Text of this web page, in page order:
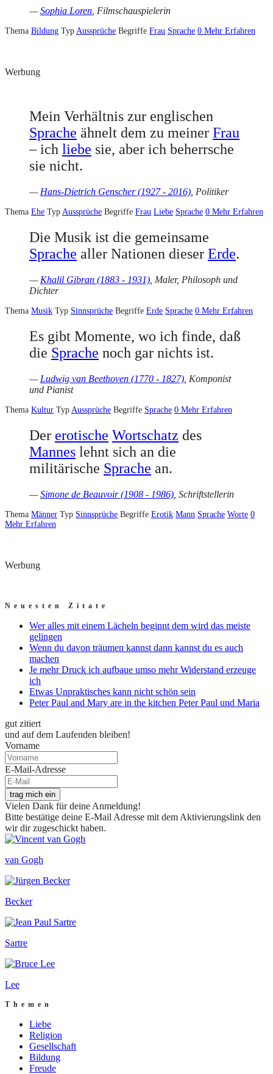
—Sophia Loren, Filmschauspielerin
Thema Bildung Typ Aussprüche Begriffe Frau Sprache 0 Mehr Erfahren
Werbung
Mein Verhältnis zur englischen
Sprache ähnelt dem zu meiner Frau
– ich liebe sie, aber ich beherrsche
sie nicht.
— Hans-Dietrich Genscher (1927 - 2016) , Politiker
Thema Ehe Typ Aussprüche Begriffe Frau Liebe Sprache 0 Mehr Erfahren
Die Musik ist die gemeinsame
Sprache aller Nationen dieser Erde.
— Khalil Gibran (1883 - 1931) , Maler, Philosoph und
Dichter
Thema Musik Typ Sinnsprüche Begriffe Erde Sprache 0 Mehr Erfahren
Es gibt Momente, wo ich finde, daß
die Sprache noch gar nichts ist.
— Ludwig van Beethoven (1770 - 1827) , Komponist
und Pianist
Thema Kultur Typ Aussprüche Begriffe Sprache 0 Mehr Erfahren
Der erotische Wortschatz des
Mannes lehnt sich an die
militärische Sprache an.
—Simone de Beauvoir (1908 - 1986) , Schriftstellerin
Thema Männer Typ Sinnsprüche Begriffe Erotik Mann Sprache Worte 0
Mehr Erfahren
Werbung
Neuesten Zitate
Wer alles mit einem Lächeln beginnt dem wird das meiste
gelingen
Wenn du davon träumen kannst dann kannst du es auch
machen
Je mehr Druck ich aufbaue umso mehr Widerstand erzeuge
ich
Etwas Unpraktisches kann nicht schön sein
Peter Paul and Mary are in the kitchen Peter Paul und Maria
gut zitiert
und auf dem Laufenden bleiben!
Vorname
E-Mail-Adresse
trag mich ein
Vielen Dank für deine Anmeldung!
Bitte bestätige deine E-Mail Adresse mit dem Aktivierungslink den
wir dir zugeschickt haben.
van Gogh
Becker
Sartre
Lee
Themen
Liebe
Religion
Gesellschaft
Bildung
Freude